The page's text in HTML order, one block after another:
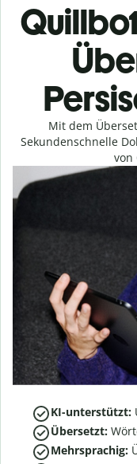
Mit dem
Sekundenschnelle
von
KI-unterstützt:
Übersetzt:
Mehrsprachig: